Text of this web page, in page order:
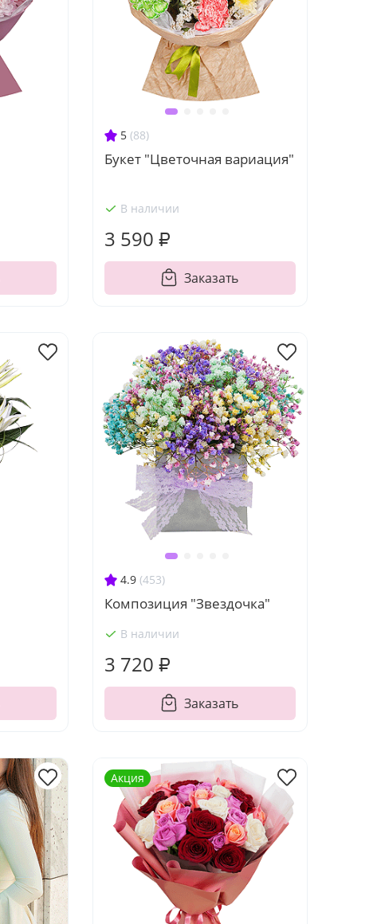
5 (88)
Букет "Цветочная вариация"
В наличии
3 590 ₽
Заказать
4.9 (453)
Композиция "Звездочка"
В наличии
3 720 ₽
Заказать
Акция